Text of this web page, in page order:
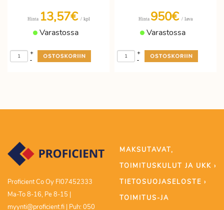
Hinta 13,57€ / kpl
Varastossa
-
+
Hinta 950€ / lava
Varastossa
-
+
Proficient Co Oy FI07452333
Ma-To 8-16, Pe 8-15 |
myynti@proficient.fi | Puh: 050
MAKSUTAVAT,
TOIMITUSKULUT JA UKK ›
TIETOSUOJASELOSTE ›
TOIMITUS-JA